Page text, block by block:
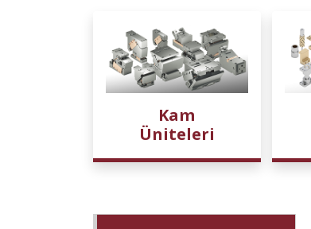
Kam
Üniteleri